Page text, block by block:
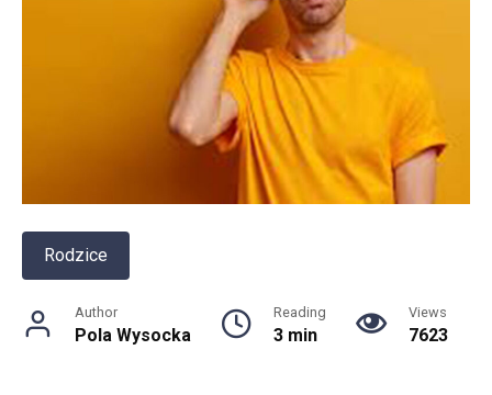
Rodzice
Author
Pola Wysocka
Reading
3 min
Views
7623